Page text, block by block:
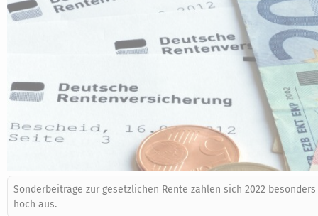
Sonderbeiträge zur gesetzlichen Rente zahlen sich 2022 besonders
hoch aus.